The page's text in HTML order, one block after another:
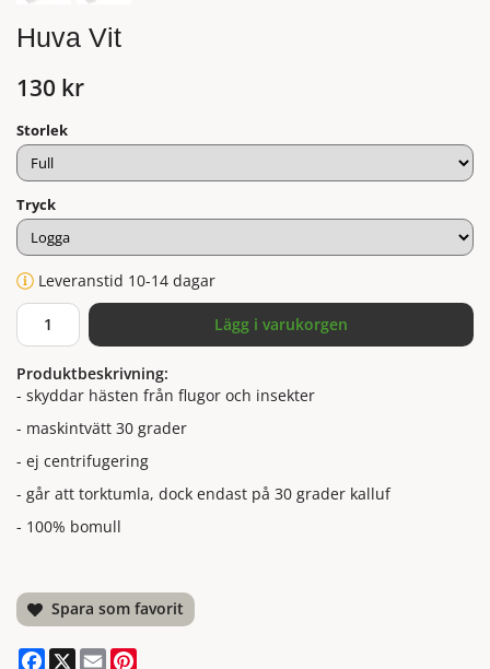
Huva Vit
130 kr
Storlek
Tryck
Leveranstid 10-14 dagar
Lägg i varukorgen
Produktbeskrivning:
- skyddar hästen från flugor och insekter
- maskintvätt 30 grader
- ej centrifugering
- går att torktumla, dock endast på 30 grader kalluf
- 100% bomull
Spara som favorit
Facebook
X Email